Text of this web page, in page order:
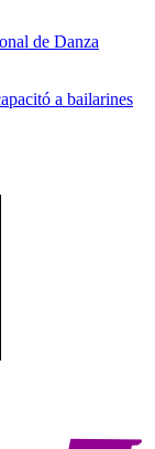
de Danza
a bailarines